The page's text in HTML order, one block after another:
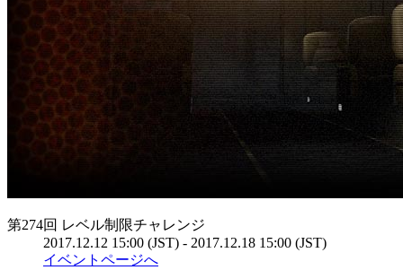
第274回 レベル制限チャレンジ
2017.12.12 15:00 (JST) - 2017.12.18 15:00 (JST)
イベントページへ